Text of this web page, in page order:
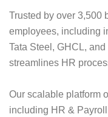
Trusted by over 3,500
employees, including
Tata Steel, GHCL,
streamlines HR
Our scalable platform
including HR &